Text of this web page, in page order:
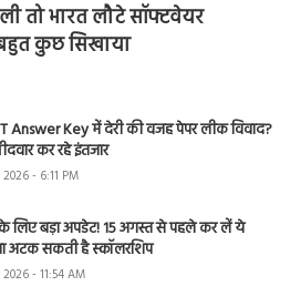
तो भारत लौटे सॉफ्टवेयर
कुछ सिखाया
Answer Key में देरी की वजह पेपर लीक विवाद?
कर रहे इंतजार
- 6:11 PM
के लिए बड़ा अपडेट! 15 अगस्त से पहले कर लें ये
अटक सकती है स्कॉलरशिप
- 11:54 AM